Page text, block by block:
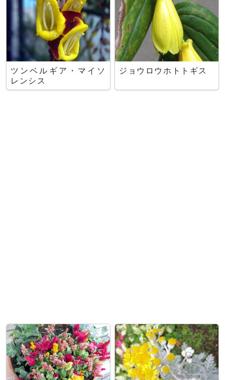
ツンベルギア・マイソ
レンシス
ジョウロウホトトギス